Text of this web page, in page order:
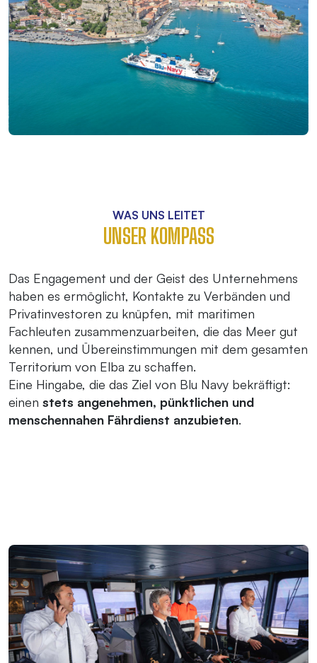
WAS UNS LEITET
UNSER KOMPASS
Das Engagement und der Geist des Unternehmens
haben es ermöglicht, Kontakte zu Verbänden und
Privatinvestoren zu knüpfen, mit maritimen
Fachleuten zusammenzuarbeiten, die das Meer gut
kennen, und Übereinstimmungen mit dem gesamten
Territorium von Elba zu schaffen.
Eine Hingabe, die das Ziel von Blu Navy bekräftigt:
einen stets angenehmen, pünktlichen und
menschennahen Fährdienst anzubieten.